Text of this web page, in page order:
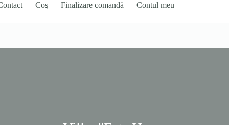
Coş Finalizare comandă Contul meu